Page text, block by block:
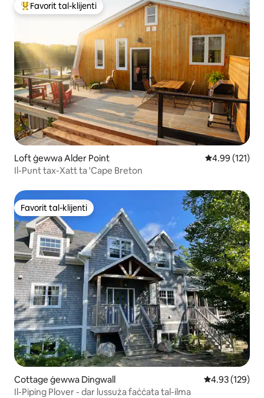
Wieħed mill-aqwa favoriti tal-klijenti
Favorit tal-klijenti
Loft ġewwa Alder Point Rating medju
4.99 (121)
Il-Punt tax-Xatt ta 'Cape Breton
Favorit tal-klijenti
Favorit tal-klijenti
Cottage ġewwa Dingwall Rating medju
4.93 (129)
Il-Piping Plover - dar lussuża faċċata tal-ilma